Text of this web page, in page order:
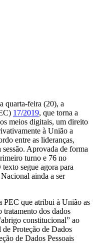
quarta-feira (20), a
17/2019, que torna a
meios digitais, um direito
à União a
entre as lideranças,
Aprovada de forma
turno e 76 no
segue agora para
ainda a ser
PEC que atribui à União as
tratamento dos dados
constitucional” ao
Proteção de Dados
de Dados Pessoais